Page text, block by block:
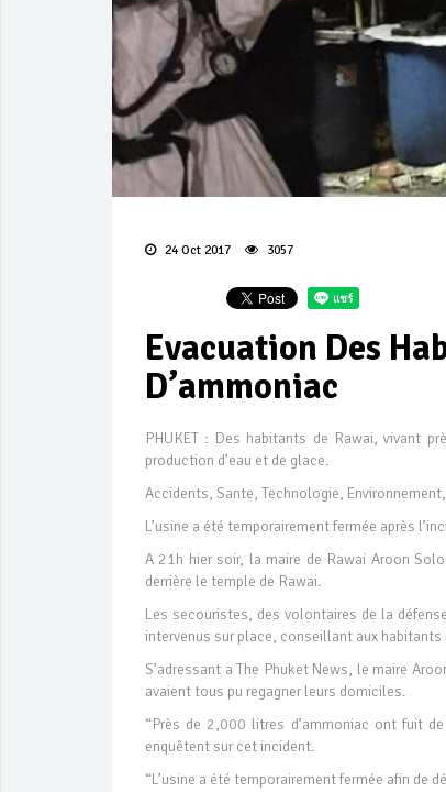
24 Oct 2017 3057
Evacuation Des
D’ammoniac
PHUKET : Des habitants de Rawai, vivant
production d’eau et de glace.
Accidents, Sante, Technologie,
L’usine a été temporairement fermée après
A 21h hier soir, la maire de Rawai Aroon
derrière le temple de Rawai.
Les secouristes, des volontaires de la
intervenus sur place, conseillant aux
S’adressant a The Phuket News, le maire
avaient tous pu regagner leurs domiciles.
“Près de 2,000 litres d’ammoniac ont fuit
enquêtent sur cet incident.
“L’usine a été temporairement fermée afin de